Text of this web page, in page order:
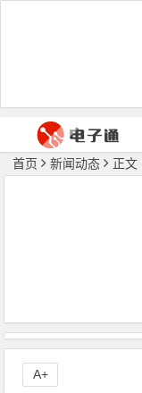
首页 新闻动态 正文
A+